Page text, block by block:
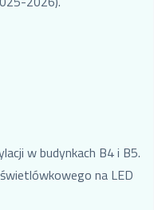
w budynkach B4 i B5.
na LED